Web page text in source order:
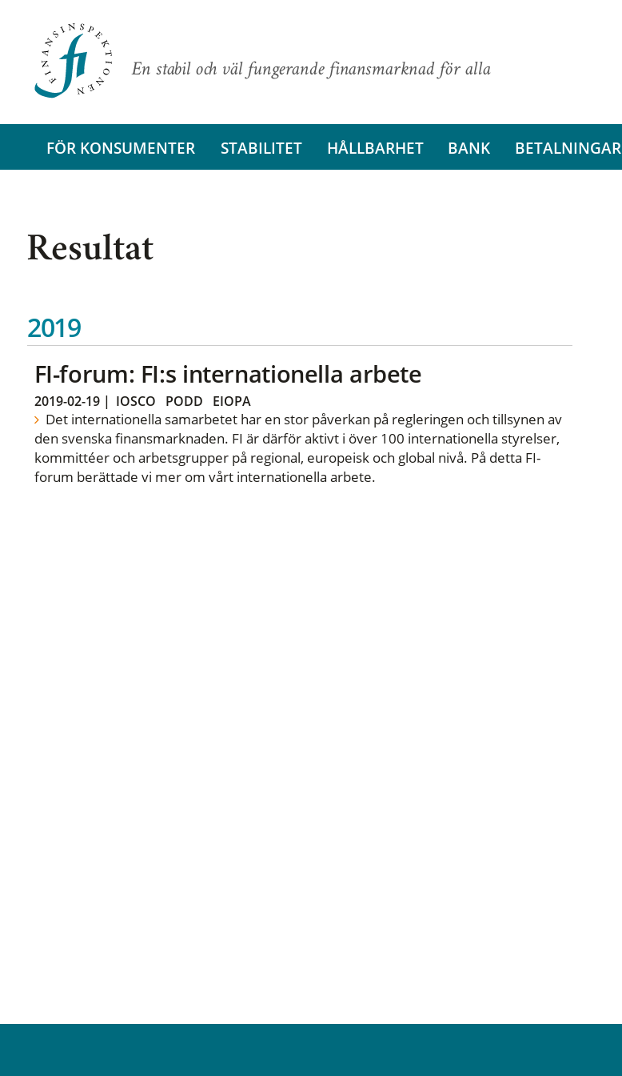
En stabil och väl fungerande finansmarknad för alla
FÖR KONSUMENTER STABILITET HÅLLBARHET BANK BETALNINGAR
Resultat
2019
FI-forum: FI:s internationella arbete
2019-02-19| IOSCO PODD EIOPA
Det internationella samarbetet har en stor påverkan på regleringen och tillsynen av
den svenska finansmarknaden. FI är därför aktivt i över 100 internationella styrelser,
kommittéer och arbetsgrupper på regional, europeisk och global nivå. På detta FI-
forum berättade vi mer om vårt internationella arbete.